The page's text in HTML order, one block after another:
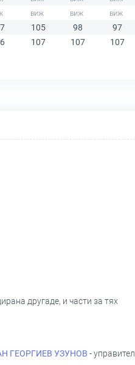
105 98 97
107 107 107
другаде, и части за тях
ГЕОРГИЕВ УЗУНОВ - управител